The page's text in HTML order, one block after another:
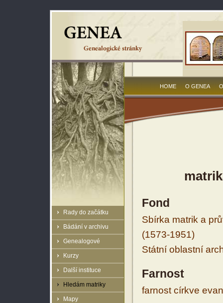
Rady do začátku
Bádání v archivu
Genealogové
Kurzy
Další instituce
Hledám matriky
Mapy
HOME O GENEA
Fond
Sbírka matrik a
(1573-1951)
Státní oblastní
Farnost
farnost církve